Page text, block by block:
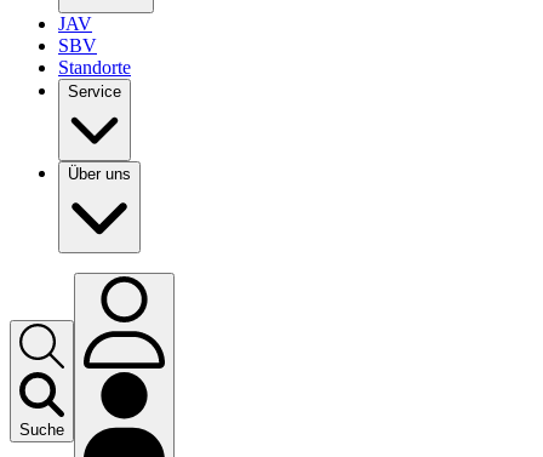
JAV
SBV
Standorte
Service
Über uns
Suche